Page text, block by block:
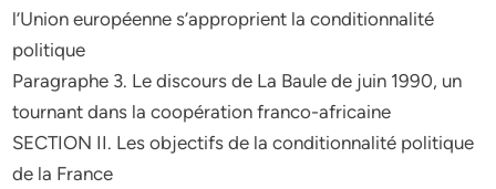
l’Union européenne s’approprient la conditionnalité
politique
Paragraphe 3. Le discours de La Baule de juin 1990, un
tournant dans la coopération franco-africaine
SECTION II. Les objectifs de la conditionnalité politique
de la France